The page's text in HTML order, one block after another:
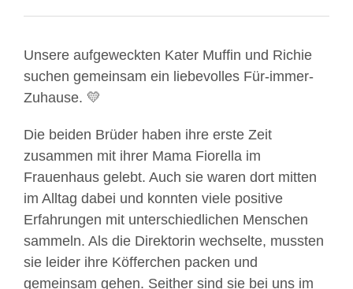
Unsere aufgeweckten Kater Muffin und Richie
suchen gemeinsam ein liebevolles Für-immer-
Zuhause. 💛
Die beiden Brüder haben ihre erste Zeit
zusammen mit ihrer Mama Fiorella im
Frauenhaus gelebt. Auch sie waren dort mitten
im Alltag dabei und konnten viele positive
Erfahrungen mit unterschiedlichen Menschen
sammeln. Als die Direktorin wechselte, mussten
sie leider ihre Köfferchen packen und
gemeinsam gehen. Seither sind sie bei uns im